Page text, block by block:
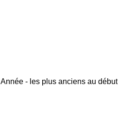
Année - les plus anciens au début